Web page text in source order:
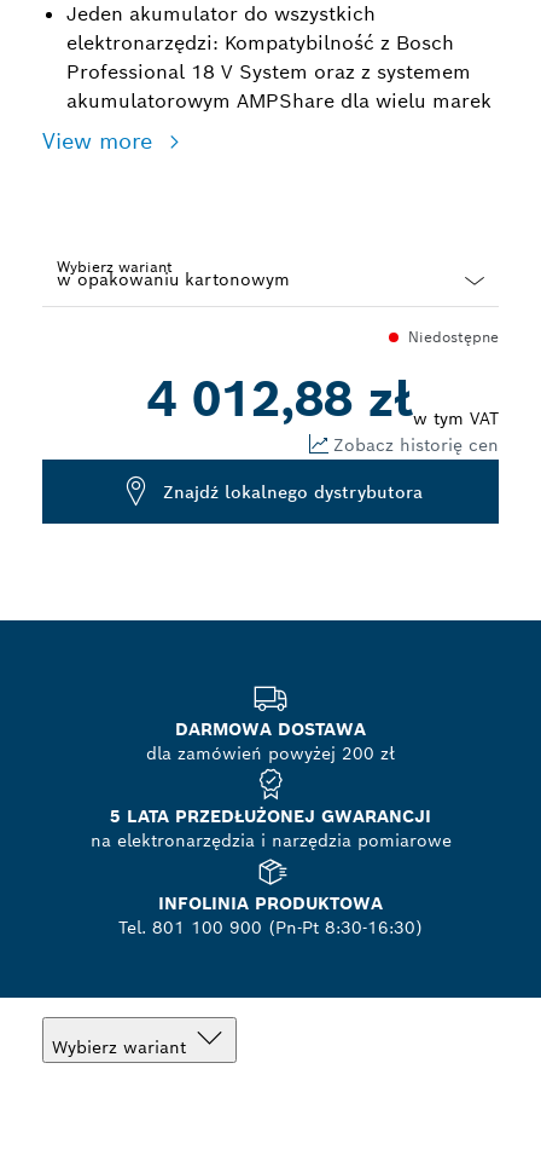
Jeden akumulator do wszystkich
elektronarzędzi: Kompatybilność z Bosch
Professional 18 V System oraz z systemem
akumulatorowym AMPShare dla wielu marek
View more
Wybierz wariant
Niedostępne
4 012,88 złw tym VAT
Zobacz historię cen
Znajdź lokalnego dystrybutora
DARMOWA DOSTAWA
dla zamówień powyżej 200 zł
5 LATA PRZEDŁUŻONEJ GWARANCJI
na elektronarzędzia i narzędzia pomiarowe
INFOLINIA PRODUKTOWA
Tel. 801 100 900 (Pn-Pt 8:30-16:30)
Wybierz wariant